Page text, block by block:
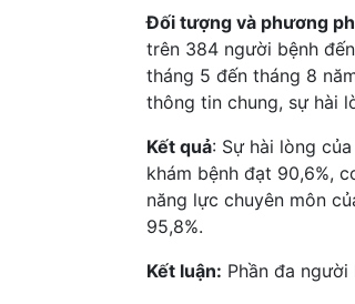
Đối tượng và phương
trên 384 người bệnh
tháng 5 đến tháng 8
thông tin chung, sự hài
Kết quả: Sự hài lòng
khám bệnh đạt 90,6%,
năng lực chuyên môn
95,8%.
Kết luận: Phần đa